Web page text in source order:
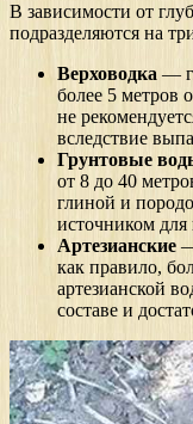
В зависимости от
подразделяются на
Верховодка—
более 5 метров
не
вследствие
Грунтовые
от 8 до 40
глиной и
источником
Артезианские
как правило,
артезианской
составе и